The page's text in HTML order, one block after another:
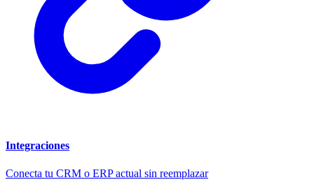
Integraciones
Conecta tu CRM o ERP actual sin reemplazar